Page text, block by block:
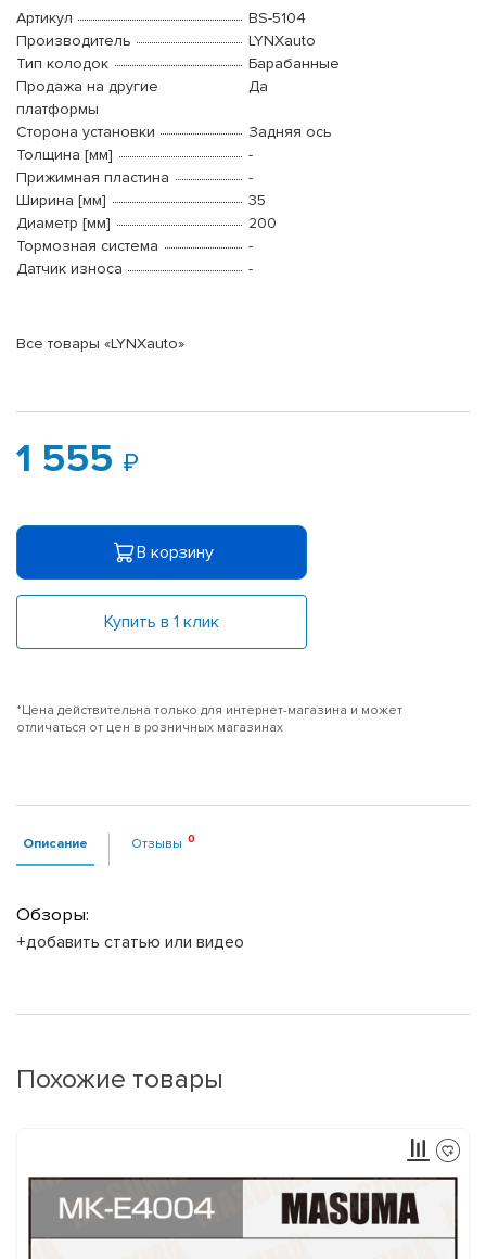
Артикул
BS-5104
Производитель
LYNXauto
Тип колодок
Барабанные
Продажа на другие
платформы
Да
Сторона установки
Задняя ось
Толщина [мм]
-
Прижимная пластина
-
Ширина [мм]
35
Диаметр [мм]
200
Тормозная система
-
Датчик износа
-
Все товары «LYNXauto»
1 555
В корзину
Купить в 1 клик
*Цена действительна только для интернет-магазина и может
отличаться от цен в розничных магазинах
Описание Отзывы
Обзоры:
+добавить статью или видео
Похожие товары